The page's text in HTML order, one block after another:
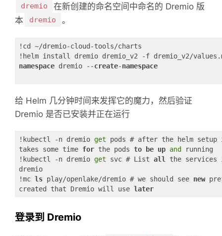
dremio
在新创建的命名空间中命名的 Dremio 版
本
dremio 。
!cd ~/dremio-cloud-tools/charts
!helm install dremio dremio_v2 -f dremio_v2/
namespace dremio --create-namespace
给 Helm 几分钟时间来发挥它的魔力，然后验证
Dremio 是否已安装并正在运行
!kubectl -n dremio get pods # after the helm setup
takes some time for the pods to be up and
running
!kubectl -n dremio get svc # List all
the services
dremio
!mc ls play/openlake/dremio # we should see new
created that Dremio will use later
登录到 Dremio